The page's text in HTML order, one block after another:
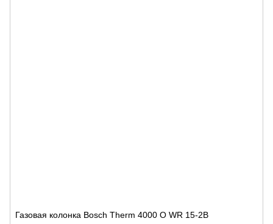
Газовая колонка Bosch Therm 4000 O WR 15-2B